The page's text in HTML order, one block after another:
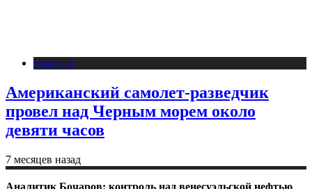
Новости
Американский самолет-разведчик
провел над Черным морем около
девяти часов
7 месяцев назад
Аналитик Бочаров: контроль над венесуэльской нефтью